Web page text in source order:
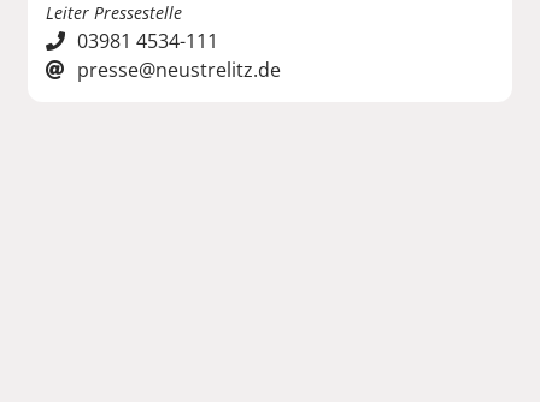
Leiter Pressestelle
03981 4534-111
presse@neustrelitz.de